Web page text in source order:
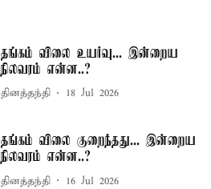
தங்கம் விலை உயர்வு... இன்றைய
நிலவரம் என்ன..?
தினத்தந்தி 18 Jul 2026
தங்கம் விலை குறைந்தது... இன்றைய
நிலவரம் என்ன..?
தினத்தந்தி 16 Jul 2026